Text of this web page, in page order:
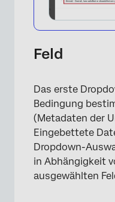
Feld
Das erste
Bedingung
(Metadaten der
Eingebettete
Dropdown-
in Abhängigkeit
ausgewählten